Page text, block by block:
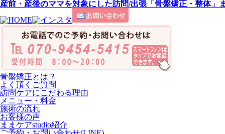
産前・産後のママを対象にした訪問/出張「骨盤矯正・整体」
骨盤矯正とは？
よく頂くご質問
訪問ケアにこだわる理由
メニュー・料金
施術の流れ
お客様の声
ままケアstudio紹介